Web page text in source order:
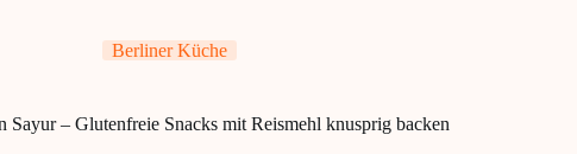
Berliner Küche
Sayur – Glutenfreie Snacks mit Reismehl knusprig backen